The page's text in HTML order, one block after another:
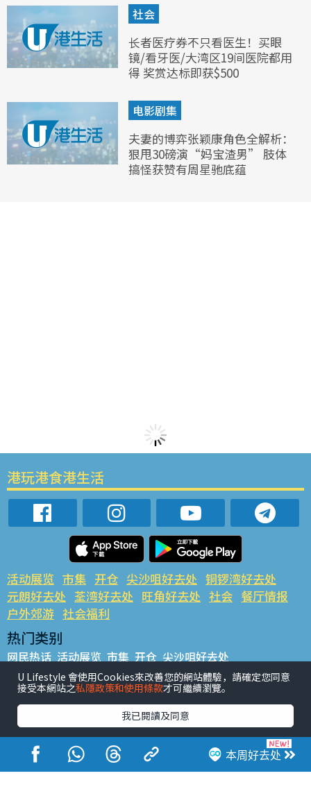
社会
长者医疗券不只看医生！买眼
镜/看牙医/大湾区19间医院都用
得 奖赏达标即获$500
电影剧集
夫妻的博弈张颖康角色全解析：
狠甩30磅演“妈宝渣男” 肢体
搞怪获赞有周星驰底蕴
本周好去处
港玩港食港生活
活动展览 市集 开仓 尖沙咀好去处 铜锣湾好去处
元朗好去处 荃湾好去处 旺角好去处 社会 餐厅情报
户外郊游 社会福利
热门类别
网民热话 活动展览 市集 开仓 尖沙咀好去处
铜锣湾好去处 元朗好去处 荃湾好去处 旺角好去处 社会
餐厅情报 户外郊游
热门标签
#UGO揾好去处 #人气活动推介 #美食社群热话
#亲子玩乐好去处
#ULifestyle应用程式
#限时抢
#UJetso礼物放送
#ULifestyle商户中心 #著数 #网络热话
U Lifestyle 會使用Cookies來改善您的網站體驗，請確定您同意
接受本網站之私隱政策和使用條款才可繼續瀏覽。
我已閱讀及同意